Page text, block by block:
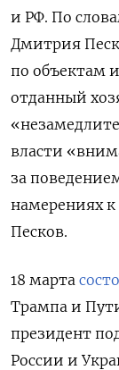
и РФ. По
Дмитрия
по объектам
отданный
власти
за
намерениях
Песков.
18 марта
Трампа и
президент
России и